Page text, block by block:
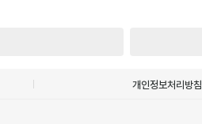
개인정보처리방침